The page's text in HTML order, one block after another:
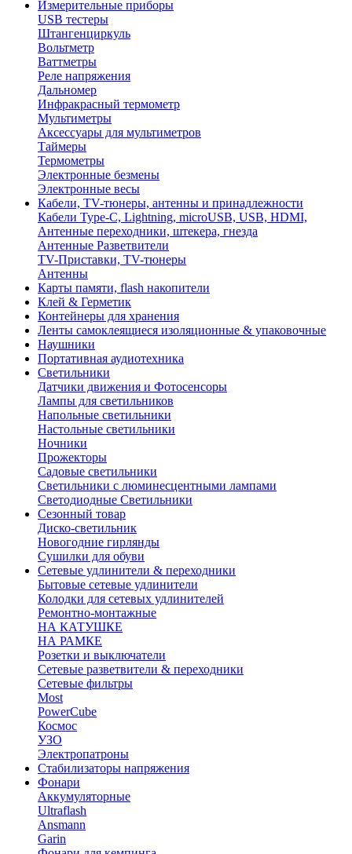
Измерительные приборы
USB тестеры
Штангенциркуль
Вольтметр
Ваттметры
Реле напряжения
Дальномер
Инфракрасный термометр
Мультиметры
Аксессуары для мультиметров
Таймеры
Термометры
Электронные безмены
Электронные весы
Кабели, TV-тюнеры, антенны и принадлежности
Кабели Type-C, Lightning, microUSB, USB, HDMI,
Антенные переходники, штекера, гнезда
Антенные Разветвители
TV-Приставки, TV-тюнеры
Антенны
Карты памяти, flash накопители
Клей & Герметик
Контейнеры для хранения
Ленты самоклеящиеся изоляционные & упаковочные
Наушники
Портативная аудиотехника
Светильники
Датчики движения и Фотосенсоры
Лампы для светильников
Напольные светильники
Настольные светильники
Ночники
Прожекторы
Садовые светильники
Светильники с люминесцентными лампами
Светодиодные Светильники
Сезонный товар
Диско-светильник
Новогодние гирлянды
Сушилки для обуви
Сетевые удлинители & переходники
Бытовые сетевые удлинители
Колодки для сетевых удлинителей
Ремонтно-монтажные
НА КАТУШКЕ
НА РАМКЕ
Розетки и выключатели
Сетевые разветвители & переходники
Сетевые фильтры
Most
PowerCube
Космос
УЗО
Электропатроны
Стабилизаторы напряжения
Фонари
Аккумуляторные
Ultraflash
Ansmann
Garin